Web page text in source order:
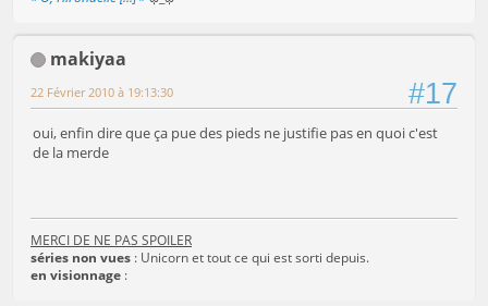
makiyaa
#17
22 Février 2010 à 19:13:30
oui, enfin dire que ça pue des pieds ne justifie pas en quoi c'est
de la merde
MERCI DE NE PAS SPOILER
séries non vues : Unicorn et tout ce qui est sorti depuis.
en visionnage :